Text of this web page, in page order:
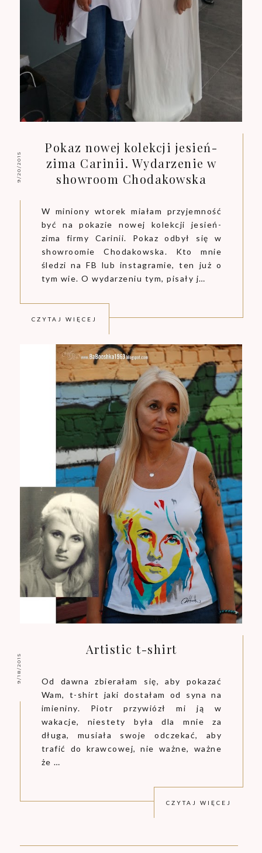
9/20/2015
Pokaz nowej kolekcji jesień-
zima Carinii. Wydarzenie w
showroom Chodakowska
W miniony wtorek miałam przyjemność
być na pokazie nowej kolekcji jesień-
zima firmy Carinii. Pokaz odbył się w
showroomie Chodakowska. Kto mnie
śledzi na FB lub instagramie, ten już o
tym wie. O wydarzeniu tym, pisały j…
CZYTAJ WIĘCEJ
9/18/2015
Artistic t-shirt
Od dawna zbierałam się, aby pokazać
Wam, t-shirt jaki dostałam od syna na
imieniny. Piotr przywiózł mi ją w
wakacje, niestety była dla mnie za
długa, musiała swoje odczekać, aby
trafić do krawcowej, nie ważne, ważne
że …
CZYTAJ WIĘCEJ